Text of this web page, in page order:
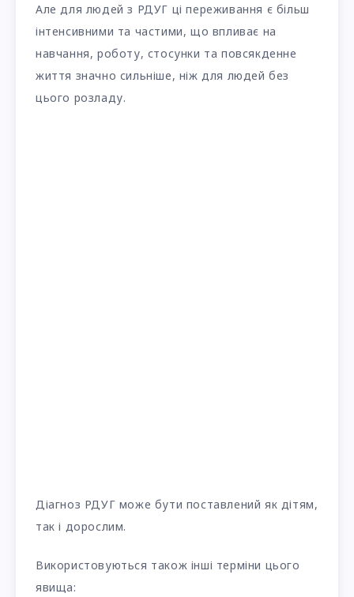
Але для людей з РДУГ ці переживання є більш
інтенсивними та частими, що впливає на
навчання, роботу, стосунки та повсякденне
життя значно сильніше, ніж для людей без
цього розладу.
Діагноз РДУГ може бути поставлений як дітям,
так і дорослим.
Використовуються також інші терміни цього
явища: